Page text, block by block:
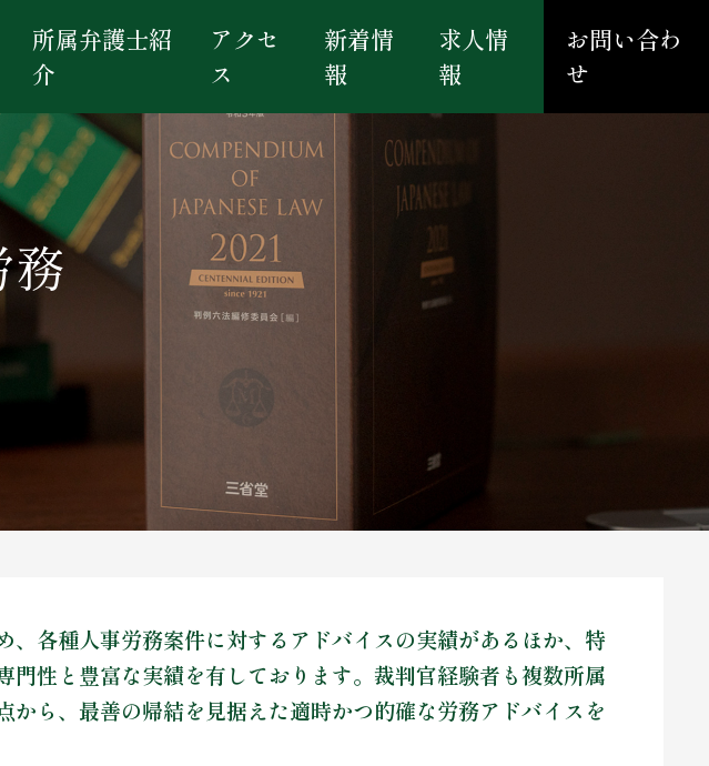
所属弁護士紹
介
アクセ
ス
新着情
報
求人情
報
お問い合わ
せ
務
各種人事労務案件に対するアドバイスの実績があるほか、特
性と豊富な実績を有しております。裁判官経験者も複数所属
ら、最善の帰結を見据えた適時かつ的確な労務アドバイスを